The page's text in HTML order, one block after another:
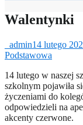
Walentynki
_admin14 lutego
Podstawowa
14 lutego w naszej
szkolnym pojawiła
życzeniami do
odpowiedzieli na
akcenty czerwone.